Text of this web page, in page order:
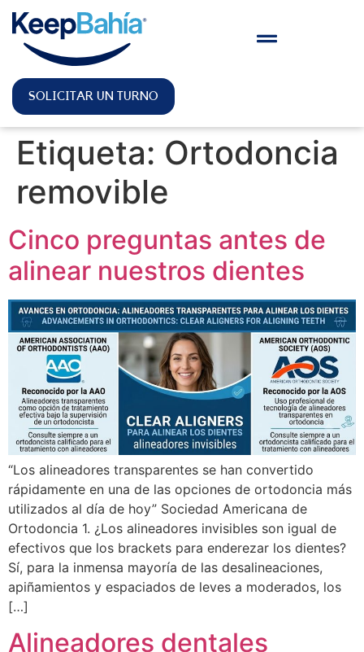
SOLICITAR UN TURNO
Etiqueta: Ortodoncia
removible
Cinco preguntas antes de
alinear nuestros dientes
“Los alineadores transparentes se han convertido
rápidamente en una de las opciones de ortodoncia más
utilizados al día de hoy” Sociedad Americana de
Ortodoncia 1. ¿Los alineadores invisibles son igual de
efectivos que los brackets para enderezar los dientes?
Sí, para la inmensa mayoría de las desalineaciones,
apiñamientos y espaciados de leves a moderados, los
[…]
Alineadores dentales